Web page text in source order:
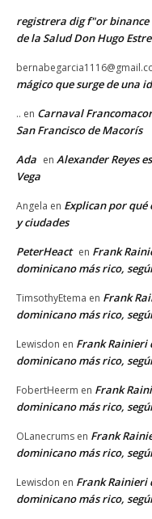
registrera dig f"or binance
de la Salud Don Hugo
mágico que surge de una
.. en Carnaval
San Francisco de Macorís
Ada en Alexander Reyes
Vega
Angela en Explican por qué
y ciudades
PeterHeact en Frank
dominicano más rico,
TimsothyEtema en Frank
dominicano más rico,
Lewisdon en Frank Rainieri
dominicano más rico,
FobertHeerm en Frank
dominicano más rico,
OLanecrums en Frank
dominicano más rico,
Lewisdon en Frank Rainieri
dominicano más rico,